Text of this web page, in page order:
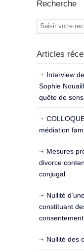
Recherche
Articles
Interview
Sophie
quête de
médiation
Mesures
divorce
conjugal
Nullité
constituant
Nullité des